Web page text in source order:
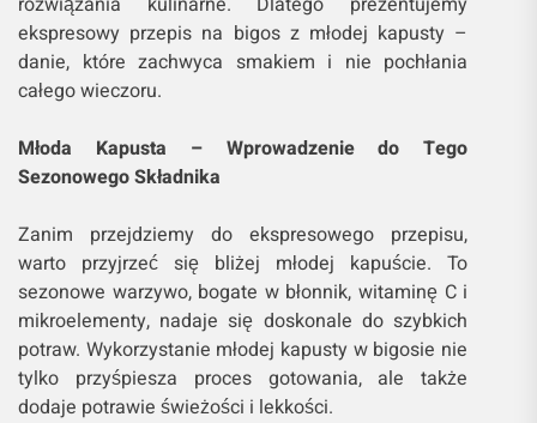
ekspresowy przepis na bigos z młodej kapusty –
danie, które zachwyca smakiem i nie pochłania
całego wieczoru.
Młoda Kapusta – Wprowadzenie do Tego
Sezonowego Składnika
Zanim przejdziemy do ekspresowego przepisu,
warto przyjrzeć się bliżej młodej kapuście. To
sezonowe warzywo, bogate w błonnik, witaminę C i
mikroelementy, nadaje się doskonale do szybkich
potraw. Wykorzystanie młodej kapusty w bigosie nie
tylko przyśpiesza proces gotowania, ale także
dodaje potrawie świeżości i lekkości.